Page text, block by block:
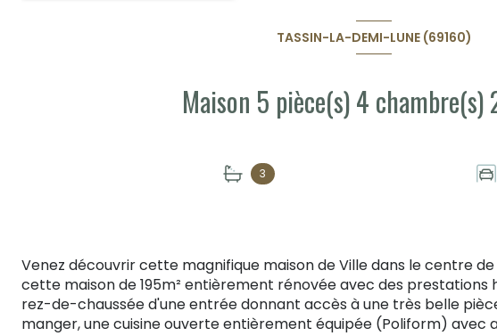
TASSIN-LA-DEMI-LUNE (69160)
3
Venez découvrir cette magnifique maison de Ville dans le centre de
cette maison de 195m² entièrement rénovée avec des prestations
rez-de-chaussée d'une entrée donnant accès à une très belle
manger, une cuisine ouverte entièrement équipée (Poliform) avec